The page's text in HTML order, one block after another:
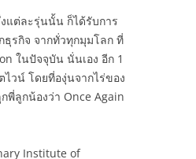
แต่ละรุ่นนั้น ก็ได้รับการ
ธุรกิจ จากทั่วทุกมุมโลก ที่
ในปัจจุบัน นั่นเอง อีก 1
วน์ โดยที่องุ่นจากไร่ของ
พี่ลูกน้องว่า Once Again
Institute of